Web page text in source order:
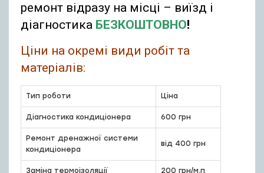
ремонт відразу на місці – виїзд і
діагностика БЕЗКОШТОВНО!
Ціни на окремі види робіт та
матеріалів:
Тип роботи Ціна
Діагностика кондиціонера 600 грн
Ремонт дренажної системи
кондиціонера
від 400 грн
Заміна термоізоляції 200 грн/м.п